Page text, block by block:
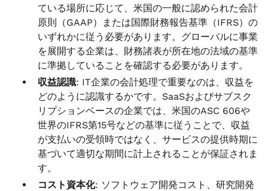
ている場所に応じて、米国の一般に認められた会計
原則（GAAP）または国際財務報告基準（IFRS）の
いずれかに従う必要があります。グローバルに事業
を展開する企業は、財務諸表が所在地の法域の基準
に準拠していることを確認する必要があります。
収益認識: IT企業の会計処理で重要なのは、収益を
どのように認識するかです。SaaSおよびサブスク
リプションベースの企業では、米国のASC 606や
世界のIFRS第15号などの基準に従うことで、収益
が支払いの受領時ではなく、サービスの提供時期に
基づいて適切な期間に計上されることが保証されま
す。
コスト資本化: ソフトウェア開発コスト、研究開発